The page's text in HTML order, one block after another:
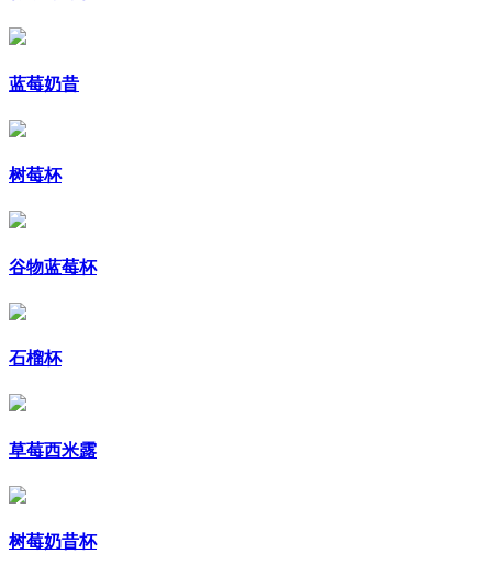
蓝莓奶昔
树莓杯
谷物蓝莓杯
石榴杯
草莓西米露
树莓奶昔杯